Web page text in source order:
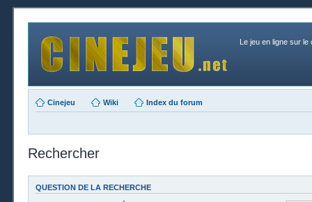
Le jeu en ligne sur le
Cinejeu Wiki Index du forum
Rechercher
QUESTION DE LA RECHERCHE